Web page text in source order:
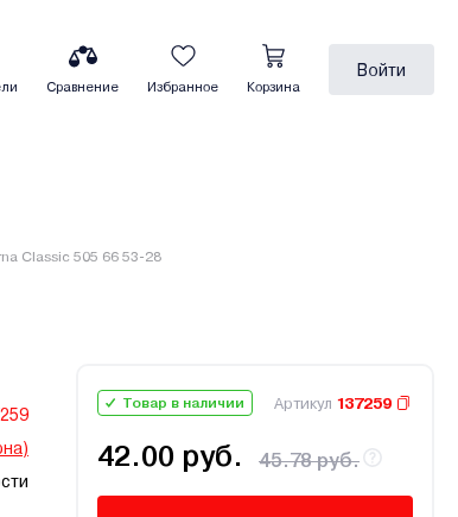
Сравнение Избранное Корзина
Войти
Classic 505 66 53-28
Товар в наличии Артикул 137259
42.00 руб. 45.78 руб.